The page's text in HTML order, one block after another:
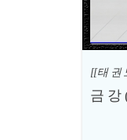
[[태 권
금 강